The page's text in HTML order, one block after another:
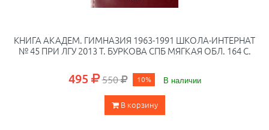
КНИГА АКАДЕМ. ГИМНАЗИЯ 1963-1991 ШКОЛА-ИНТЕРНАТ
№ 45 ПРИ ЛГУ 2013 Т. БУРКОВА СПБ МЯГКАЯ ОБЛ. 164 С.
495 550 10% В наличии
В корзину